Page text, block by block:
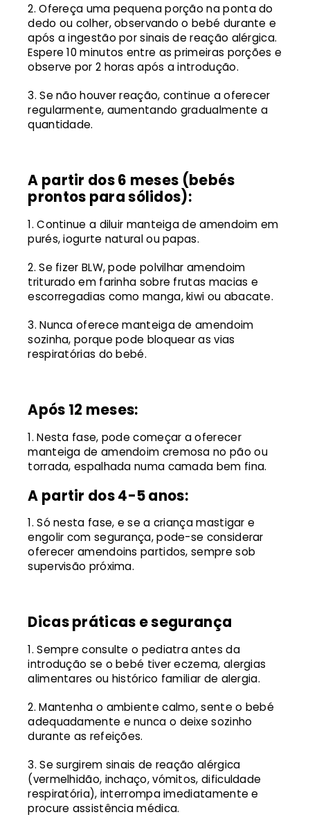
Ofereça uma pequena porção na ponta do
dedo ou colher, observando o bebé durante e
após a ingestão por sinais de reação alérgica.
Espere 10 minutos entre as primeiras porções e
observe por 2 horas após a introdução.
Se não houver reação, continue a oferecer
regularmente, aumentando gradualmente a
quantidade.
A partir dos 6 meses (bebés
prontos para sólidos):
Continue a diluir manteiga de amendoim em
purés, iogurte natural ou papas.
Se fizer BLW, pode polvilhar amendoim
triturado em farinha sobre frutas macias e
escorregadias como manga, kiwi ou abacate.
Nunca oferece manteiga de amendoim
sozinha, porque pode bloquear as vias
respiratórias do bebé.
Após 12 meses:
Nesta fase, pode começar a oferecer
manteiga de amendoim cremosa no pão ou
torrada, espalhada numa camada bem fina.
A partir dos 4-5 anos:
Só nesta fase, e se a criança mastigar e
engolir com segurança, pode-se considerar
oferecer amendoins partidos, sempre sob
supervisão próxima.
Dicas práticas e segurança
Sempre consulte o pediatra antes da
introdução se o bebé tiver eczema, alergias
alimentares ou histórico familiar de alergia.
Mantenha o ambiente calmo, sente o bebé
adequadamente e nunca o deixe sozinho
durante as refeições.
Se surgirem sinais de reação alérgica
(vermelhidão, inchaço, vómitos, dificuldade
respiratória), interrompa imediatamente e
procure assistência médica.